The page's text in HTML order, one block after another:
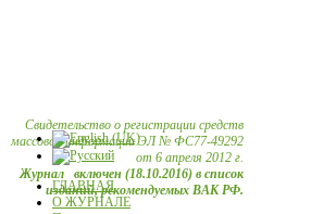
Свидетельство о регистрации средств
массовой информации ЭЛ № ФС77-49292
от 6 апреля 2012 г.
Журнал включен (18.10.2016) в список
изданий, рекомендуемых ВАК РФ.
ГЛАВНАЯ
О ЖУРНАЛЕ